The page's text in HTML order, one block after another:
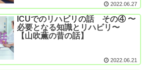
2022.06.27
ICUでのリハビリの話 その④ 〜
必要となる知識とリハビリ〜
【山吹薫の昔の話】
2022.06.21